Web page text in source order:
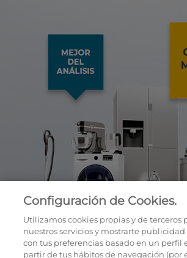
Configuración de Cookies.
Utilizamos cookies propias y de terceros
nuestros servicios y mostrarte
con tus preferencias basado en un perfil
partir de tus hábitos de navegación (por